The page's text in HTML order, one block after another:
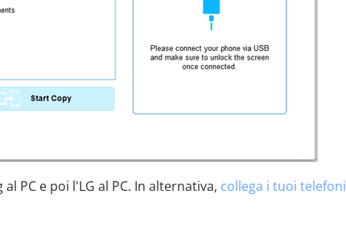
PC e poi l'LG al PC. In alternativa, collega i tuoi telefoni